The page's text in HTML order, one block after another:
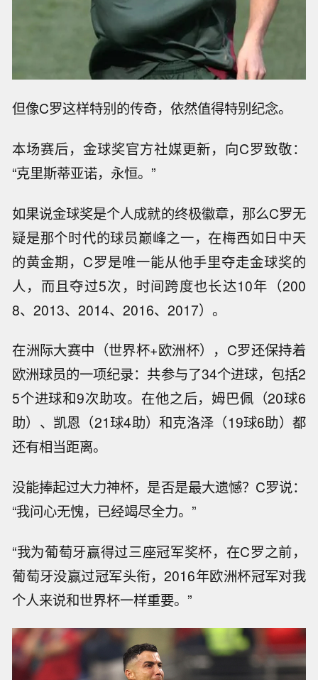
但像C罗这样特别的传奇，依然值得特别纪念。
本场赛后，金球奖官方社媒更新，向C罗致敬：
“克里斯蒂亚诺，永恒。”
如果说金球奖是个人成就的终极徽章，那么C罗无
疑是那个时代的球员巅峰之一，在梅西如日中天
的黄金期，C罗是唯一能从他手里夺走金球奖的
人，而且夺过5次，时间跨度也长达10年（200
8、2013、2014、2016、2017）。
在洲际大赛中（世界杯+欧洲杯），C罗还保持着
欧洲球员的一项纪录：共参与了34个进球，包括2
5个进球和9次助攻。在他之后，姆巴佩（20球6
助）、凯恩（21球4助）和克洛泽（19球6助）都
还有相当距离。
没能捧起过大力神杯，是否是最大遗憾？C罗说：
“我问心无愧，已经竭尽全力。”
“我为葡萄牙赢得过三座冠军奖杯，在C罗之前，
葡萄牙没赢过冠军头衔，2016年欧洲杯冠军对我
个人来说和世界杯一样重要。”